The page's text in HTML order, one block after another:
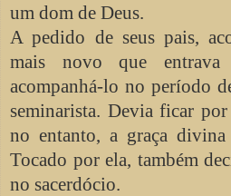
um dom de Deus.
A pedido de seus pais,
mais novo que
acompanhá-lo no período
seminarista. Devia ficar
no entanto, a graça
Tocado por ela, também
no sacerdócio.